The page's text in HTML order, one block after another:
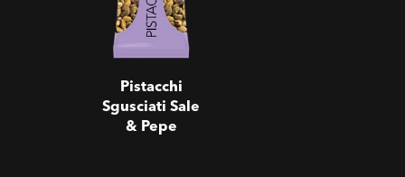
Pistacchi
Sgusciati Sale
& Pepe